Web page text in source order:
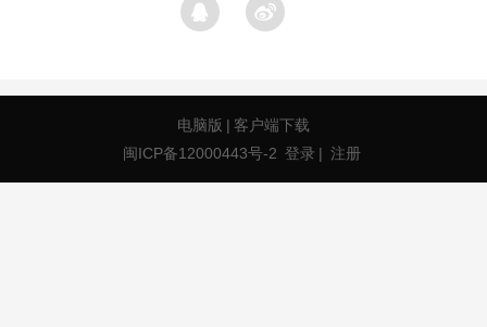
电脑版 | 客户端下载
闽ICP备12000443号-2 登录 | 注册